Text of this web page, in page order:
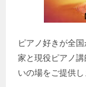
ピアノ好きが全
家と現役ピアノ
いの場をご提供し